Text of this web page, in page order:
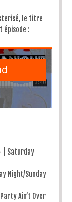
le titre
:
| Saturday
Night/Sunday
Ain’t Over